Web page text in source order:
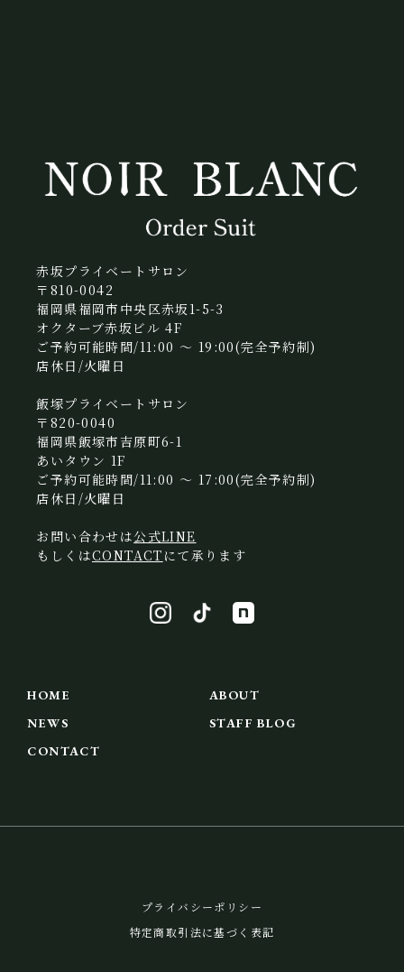
赤坂プライベートサロン
〒810-0042
福岡県福岡市中央区赤坂1-5-3
オクターブ赤坂ビル 4F
ご予約可能時間/11:00 〜 19:00(完全予約制)
店休日/火曜日
飯塚プライベートサロン
〒820-0040
福岡県飯塚市吉原町6-1
あいタウン 1F
ご予約可能時間/11:00 〜 17:00(完全予約制)
店休日/火曜日
お問い合わせは公式LINE
もしくはCONTACT にて承ります
HOME
ABOUT
NEWS
STAFF BLOG
CONTACT
プライバシーポリシー
特定商取引法に基づく表記